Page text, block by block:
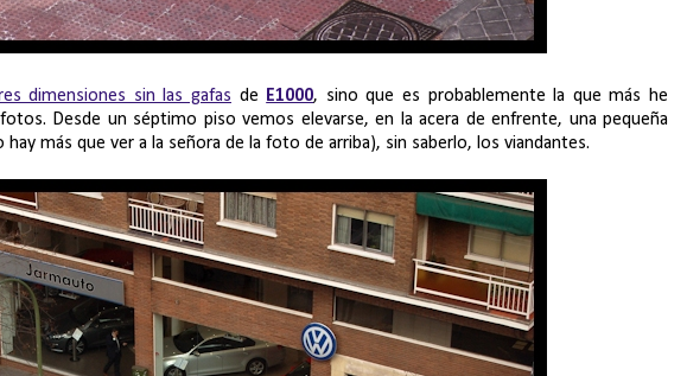
dimensiones sin las gafas de E1000, sino que es probablemente la que más he
Desde un séptimo piso vemos elevarse, en la acera de enfrente, una pequeña
más que ver a la señora de la foto de arriba), sin saberlo, los viandantes.